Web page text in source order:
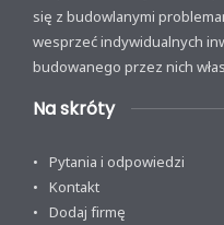
się z budowlanymi
wesprzeć indywidualnych
budowanego przez nich
Na skróty
Pytania i odpowiedzi
Kontakt
Dodaj firmę